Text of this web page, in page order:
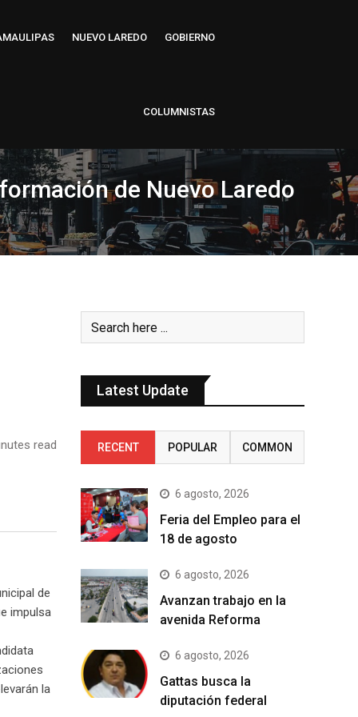
NUEVO LAREDO GOBIERNO
COLUMNISTAS
de Nuevo Laredo
read
de
impulsa
la
Latest Update
RECENT POPULAR COMMON
6 agosto, 2026
Feria del Empleo para el
18 de agosto
6 agosto, 2026
Avanzan trabajo en la
avenida Reforma
6 agosto, 2026
Gattas busca la
diputación federal